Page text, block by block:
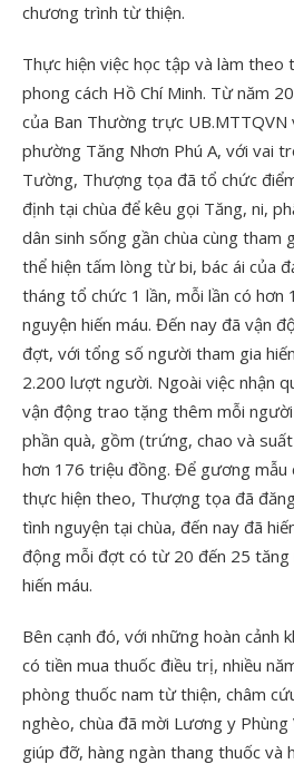
chương trình từ thiện.
Thực hiện việc học tập và làm
phong cách Hồ Chí Minh. Từ năm
của Ban Thường trực
phường Tăng Nhơn Phú A, với vai
Tường, Thượng tọa đã tổ chức
định tại chùa để kêu gọi Tăng, ni,
dân sinh sống gần chùa cùng tham
thể hiện tấm lòng từ bi, bác ái của
tháng tổ chức 1 lần, mỗi lần có
nguyện hiến máu. Đến nay đã vận
đợt, với tổng số người tham gia
2.200 lượt người. Ngoài việc nhận
vận động trao tặng thêm mỗi người
phần quà, gồm (trứng, chao và
hơn 176 triệu đồng. Để gương mẫu
thực hiện theo, Thượng tọa đã
tình nguyện tại chùa, đến nay đã
động mỗi đợt có từ 20 đến 25
hiến máu.
Bên cạnh đó, với những hoàn cảnh
có tiền mua thuốc điều trị, nhiều
phòng thuốc nam từ thiện, châm
nghèo, chùa đã mời Lương y
giúp đỡ, hàng ngàn thang thuốc và